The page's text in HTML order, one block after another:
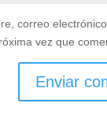
correo
vez que